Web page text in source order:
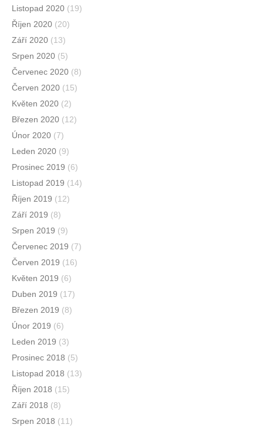
Listopad 2020 (19)
Říjen 2020 (20)
Září 2020 (13)
Srpen 2020 (5)
Červenec 2020 (8)
Červen 2020 (15)
Květen 2020 (2)
Březen 2020 (12)
Únor 2020 (7)
Leden 2020 (9)
Prosinec 2019 (6)
Listopad 2019 (14)
Říjen 2019 (12)
Září 2019 (8)
Srpen 2019 (9)
Červenec 2019 (7)
Červen 2019 (16)
Květen 2019 (6)
Duben 2019 (17)
Březen 2019 (8)
Únor 2019 (6)
Leden 2019 (3)
Prosinec 2018 (5)
Listopad 2018 (13)
Říjen 2018 (15)
Září 2018 (8)
Srpen 2018 (11)